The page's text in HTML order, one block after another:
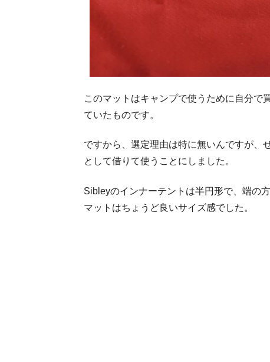
このマットはキャンプで使うために自分で
ていたものです。
ですから、選定理由は特に無いんですが、
として借りて使うことにしました。
Sibleyのインナーテントは半円形で、端の
マットはちょうど良いサイズ感でした。